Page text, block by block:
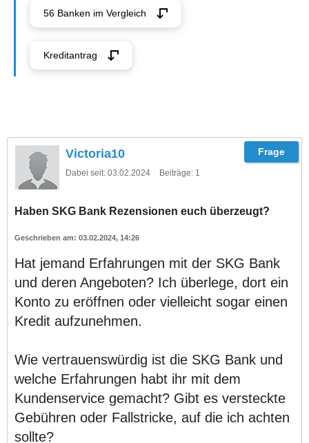
56 Banken im Vergleich
Kreditantrag
Victoria10
Dabei seit: 03.02.2024 Beiträge: 1
Haben SKG Bank Rezensionen euch überzeugt?
03.02.2024, 14:26
Hat jemand Erfahrungen mit der SKG Bank
und deren Angeboten? Ich überlege, dort ein
Konto zu eröffnen oder vielleicht sogar einen
Kredit aufzunehmen.
Wie vertrauenswürdig ist die SKG Bank und
welche Erfahrungen habt ihr mit dem
Kundenservice gemacht? Gibt es versteckte
Gebühren oder Fallstricke, auf die ich achten
sollte?